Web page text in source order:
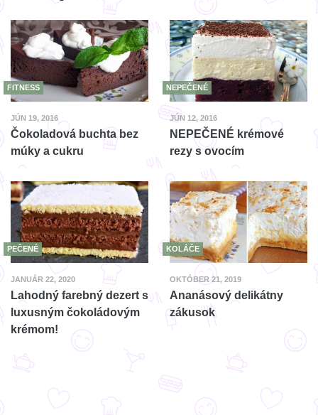
FITNESS
JÚN 19, 2016
Čokoladová buchta bez
múky a cukru
NEPEČENÉ
JÚN 12, 2016
NEPEČENÉ krémové
rezy s ovocím
PEČENÉ
JANUÁR 22, 2020
Lahodný farebný dezert s
luxusným čokoládovým
krémom!
KOLÁČE
OKTÓBER 21, 2019
Ananásový delikátny
zákusok